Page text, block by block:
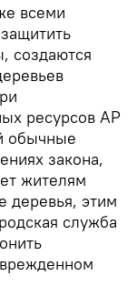
всеми
создаются
ресурсов АР
обычные
закона,
жителям
деревья, этим
служба